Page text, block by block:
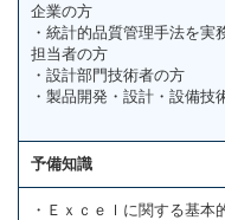
企業の方
・統計的品質管理手法を
担当者の方
・設計部門技術者の方
・製品開発・設計・設備
予備知識
・Ｅｘｃｅｌに関する基本